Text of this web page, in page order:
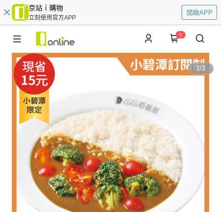
京站ｉ購物
立刻使用官方APP
開啟APP
0
1/3